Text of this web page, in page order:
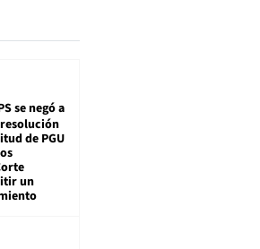
se negó a
de PGU
un